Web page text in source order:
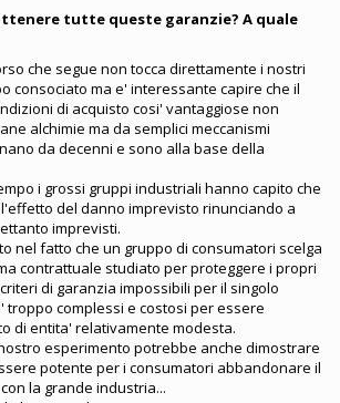
tutte queste garanzie? A quale
che segue non tocca direttamente i nostri
consociato ma e' interessante capire che il
di acquisto cosi' vantaggiose non
alchimie ma da semplici meccanismi
da decenni e sono alla base della
i grossi gruppi industriali hanno capito che
del danno imprevisto rinunciando a
imprevisti.
nel fatto che un gruppo di consumatori scelga
contrattuale studiato per proteggere i propri
di garanzia impossibili per il singolo
troppo complessi e costosi per essere
di entita' relativamente modesta.
esperimento potrebbe anche dimostrare
potente per i consumatori abbandonare il
la grande industria...